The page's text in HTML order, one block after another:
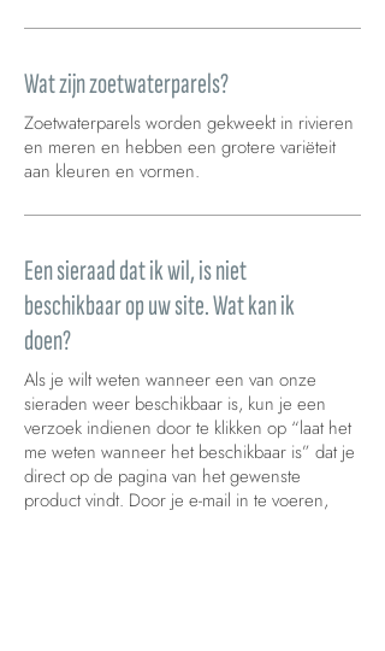
Wat zijn zoetwaterparels?
Zoetwaterparels worden gekweekt in rivieren
en meren en hebben een grotere variëteit
aan kleuren en vormen.
Een sieraad dat ik wil, is niet
beschikbaar op uw site. Wat kan ik
doen?
Als je wilt weten wanneer een van onze
sieraden weer beschikbaar is, kun je een
verzoek indienen door te klikken op “laat het
me weten wanneer het beschikbaar is” dat je
direct op de pagina van het gewenste
product vindt. Door je e-mail in te voeren,